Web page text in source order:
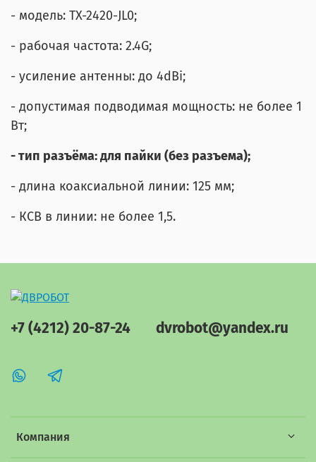
- модель: TX-2420-JL0;
- рабочая частота: 2.4G;
- усиление антенны: до 4dBi;
- допустимая подводимая мощность: не более 1
Вт;
- тип разъёма: для пайки (без разъема);
- длина коаксиальной линии: 125 мм;
- КСВ в линии: не более 1,5.
Компания
+7 (4212) 20-87-24 dvrobot@yandex.ru